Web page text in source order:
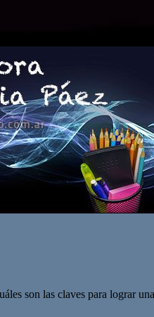
son las claves para lograr